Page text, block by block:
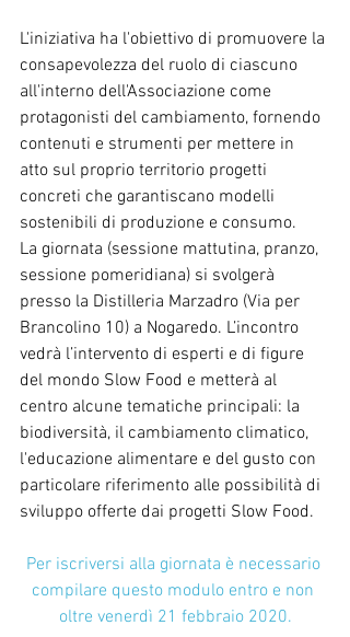
L'iniziativa ha l'obiettivo di promuovere la
consapevolezza del ruolo di ciascuno
all'interno dell'Associazione come
protagonisti del cambiamento, fornendo
contenuti e strumenti per mettere in
atto sul proprio territorio progetti
concreti che garantiscano modelli
sostenibili di produzione e consumo.
La giornata (sessione mattutina, pranzo,
sessione pomeridiana) si svolgerà
presso la Distilleria Marzadro (Via per
Brancolino 10) a Nogaredo. L’incontro
vedrà l’intervento di esperti e di figure
del mondo Slow Food e metterà al
centro alcune tematiche principali: la
biodiversità, il cambiamento climatico,
l'educazione alimentare e del gusto con
particolare riferimento alle possibilità di
sviluppo offerte dai progetti Slow Food.
Per iscriversi alla giornata è necessario
compilare questo modulo entro e non
oltre venerdì 21 febbraio 2020.